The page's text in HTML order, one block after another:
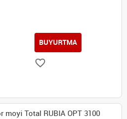
BUYURTMA
moyi Total RUBIA OPT 3100